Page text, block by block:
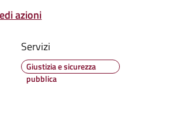
azioni
Servizi
Giustizia e sicurezza
pubblica